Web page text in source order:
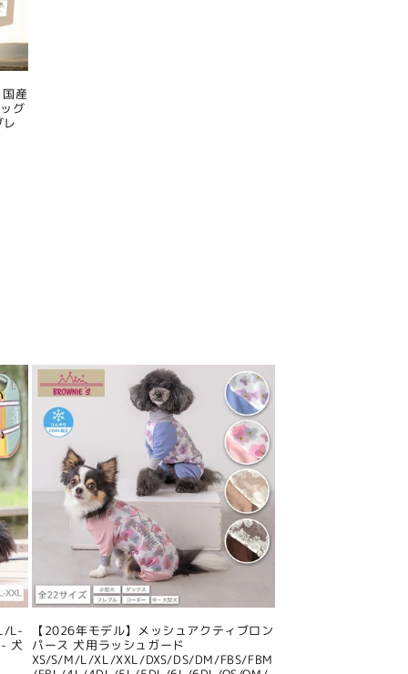
産
グ
L-
犬
【2026年モデル】メッシュアクティブロン
パース 犬用ラッシュガード
XS/S/M/L/XL/XXL/DXS/DS/DM/FBS/FBM